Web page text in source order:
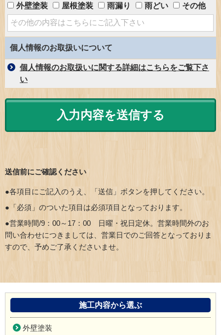
外壁塗装 屋根塗装 雨漏り 雨どい その他
個人情報のお取扱いについて
個人情報のお取扱いに関する詳細はこちらをご覧下さ
い
送信前にご確認ください
●各項目にご記入のうえ、「送信」ボタンを押してください。
●「必須」のついた項目は必須項目となっております。
●営業時間/9：00～17：00 日曜・祝日定休。営業時間外のお
問い合わせにつきましては、営業日でのご回答となっておりま
すので、予めご了承くださいませ。
施工内容から選ぶ
外壁塗装